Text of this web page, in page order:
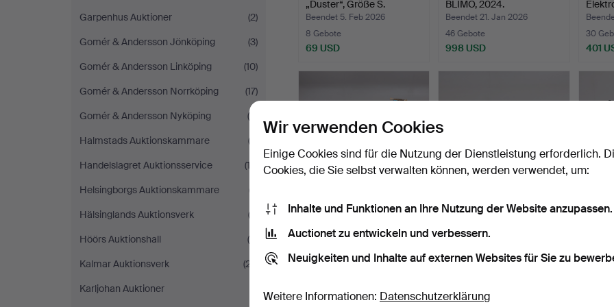
Garpenhus Auktioner
(2)
Gomér & Andersson Jönköping
(3)
Gomér & Andersson Linköping
(10)
Gomér & Andersson Norrköping
(17)
Gomér & Andersson Nyköping
(8)
Halmstads Auktionskammare
(3)
Handelslagret Auktionsservice
(12)
Helsingborgs Auktionskammare
(7)
Hälsinglands Auktionsverk
(2)
Höörs Auktionshall
(4)
Kalmar Auktionsverk
(27)
Karljohan Auktioner
„Duster“, Größe S.
Beendet 5. Feb 2026
8 Gebote
69 USD
BLIMO, 2024.
Beendet 21. Jan 2026
46 Gebote
998 USD
30
401
WASSERSPORTWANNE,
2-Mann, Stealth.
3 Gebote
WASSERSKI inkl.
Bindungen, Jobe Hemi 65.
2 Gebote
und
2
Wir verwenden Cookies
Einige Cookies sind für die Nutzung der Dienstleistung erforderlich.
Cookies, die Sie selbst verwalten können, werden verwendet, um:
Inhalte und Funktionen an Ihre Nutzung der Website anzupassen.
Auctionet zu entwickeln und verbessern.
Neuigkeiten und Inhalte auf externen Websites für Sie zu
Weitere Informationen: Datenschutzerklärung